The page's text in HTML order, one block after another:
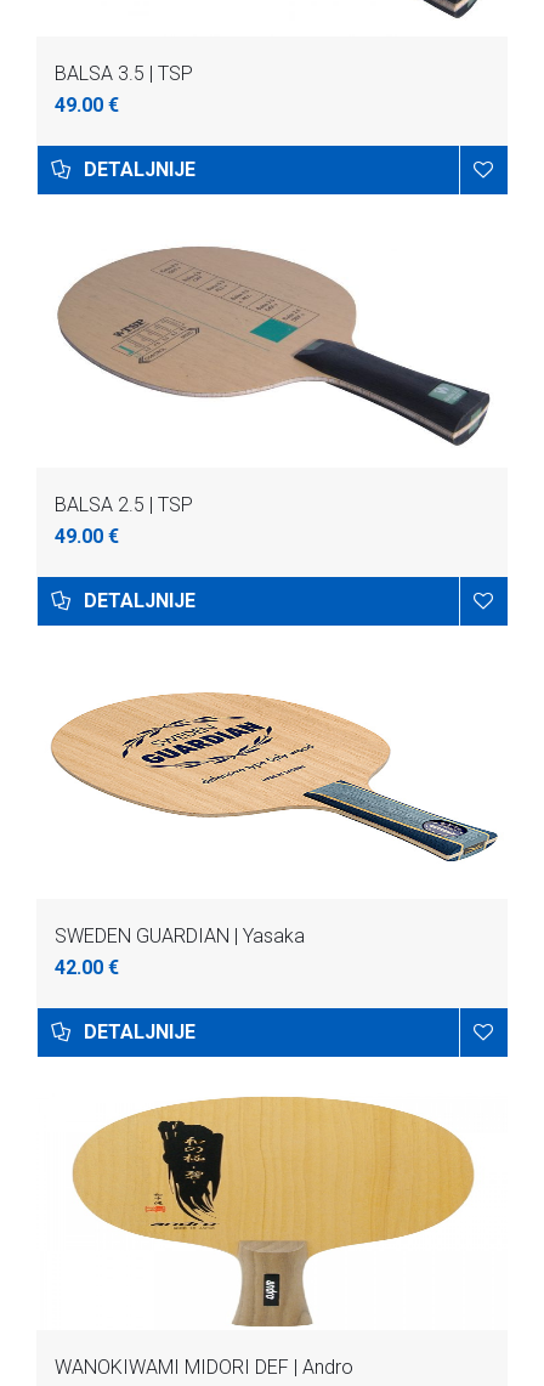
BALSA 3.5 | TSP
49.00 €
DETALJNIJE
BALSA 2.5 | TSP
49.00 €
DETALJNIJE
SWEDEN GUARDIAN | Yasaka
42.00 €
DETALJNIJE
WANOKIWAMI MIDORI DEF | Andro